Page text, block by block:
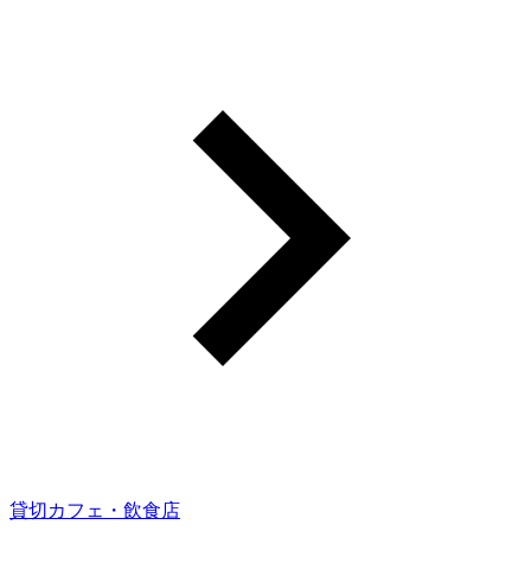
貸切カフェ・飲食店